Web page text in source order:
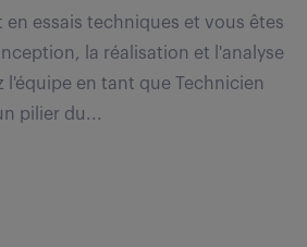
en essais techniques et vous êtes
la réalisation et l'analyse
l'équipe en tant que Technicien
pilier du...